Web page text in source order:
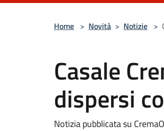
Home > Novità > Notizie >
Casale
dispersi
Notizia pubblicata su